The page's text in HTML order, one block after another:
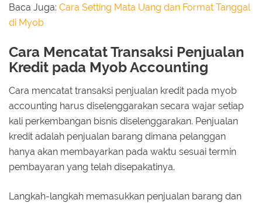
Baca Juga: Cara Setting Mata Uang dan Format Tanggal
di Myob
Cara Mencatat Transaksi Penjualan
Kredit pada Myob Accounting
Cara mencatat transaksi penjualan kredit pada myob
accounting harus diselenggarakan secara wajar setiap
kali perkembangan bisnis diselenggarakan. Penjualan
kredit adalah penjualan barang dimana pelanggan
hanya akan membayarkan pada waktu sesuai termin
pembayaran yang telah disepakatinya.
Langkah-langkah memasukkan penjualan barang dan